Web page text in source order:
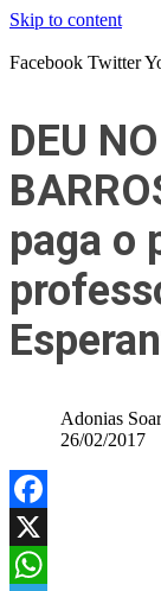
Skip to content
Facebook Twitter
DEU
paga o
Adonias
26/02/2017
Facebook
X